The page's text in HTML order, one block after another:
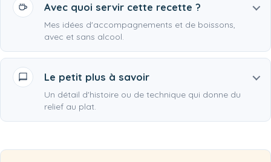
Avec quoi servir cette recette ?
Mes idées d'accompagnements et de boissons,
avec et sans alcool.
Le petit plus à savoir
Un détail d'histoire ou de technique qui donne du
relief au plat.